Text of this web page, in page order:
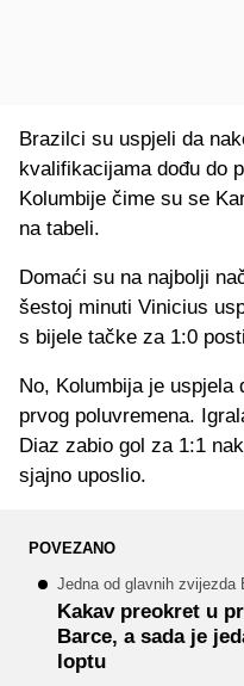
Brazilci su uspjeli da
kvalifikacijama dođu do
Kolumbije čime su se
na tabeli.
Domaći su na najbolji
šestoj minuti Vinicius
s bijele tačke za 1:0
No, Kolumbija je
prvog poluvremena.
Diaz zabio gol za 1:1
sjajno uposlio.
POVEZANO
Jedna od glavnih zvijezda
Kakav preokret u
Barce, a sada je
loptu